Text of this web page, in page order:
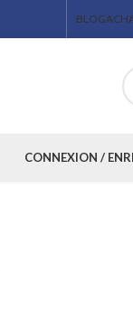
BLOG
CONNEXION /